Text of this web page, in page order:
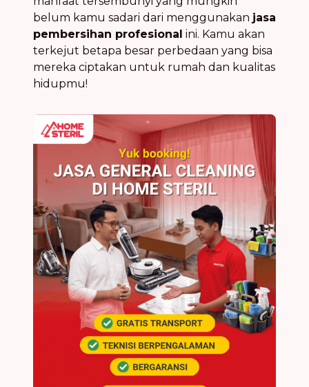
belum kamu sadari dari menggunakan jasa
pembersihan profesional ini. Kamu akan
terkejut betapa besar perbedaan yang bisa
mereka ciptakan untuk rumah dan kualitas
hidupmu!